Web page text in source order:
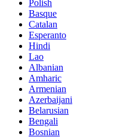
Polish
Basque
Catalan
Esperanto
Hindi
Lao
Albanian
Amharic
Armenian
Azerbaijani
Belarusian
Bengali
Bosnian